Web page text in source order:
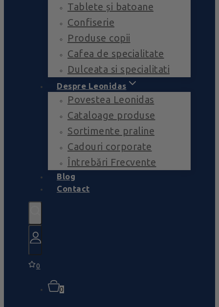
Tablete și batoane
Confiserie
Produse copii
Cafea de specialitate
Dulceata si specialitati
Despre Leonidas
Povestea Leonidas
Cataloage produse
Sortimente praline
Cadouri corporate
Întrebări Frecvente
Blog
Contact
0
0